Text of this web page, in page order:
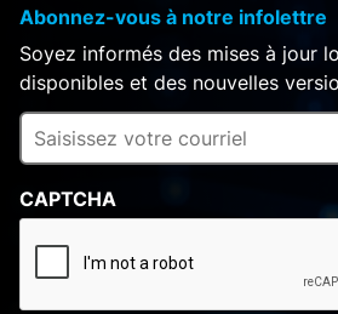
Abonnez-vous à notre infolettre
Soyez informés des mises à jour
disponibles et des nouvelles
CAPTCHA